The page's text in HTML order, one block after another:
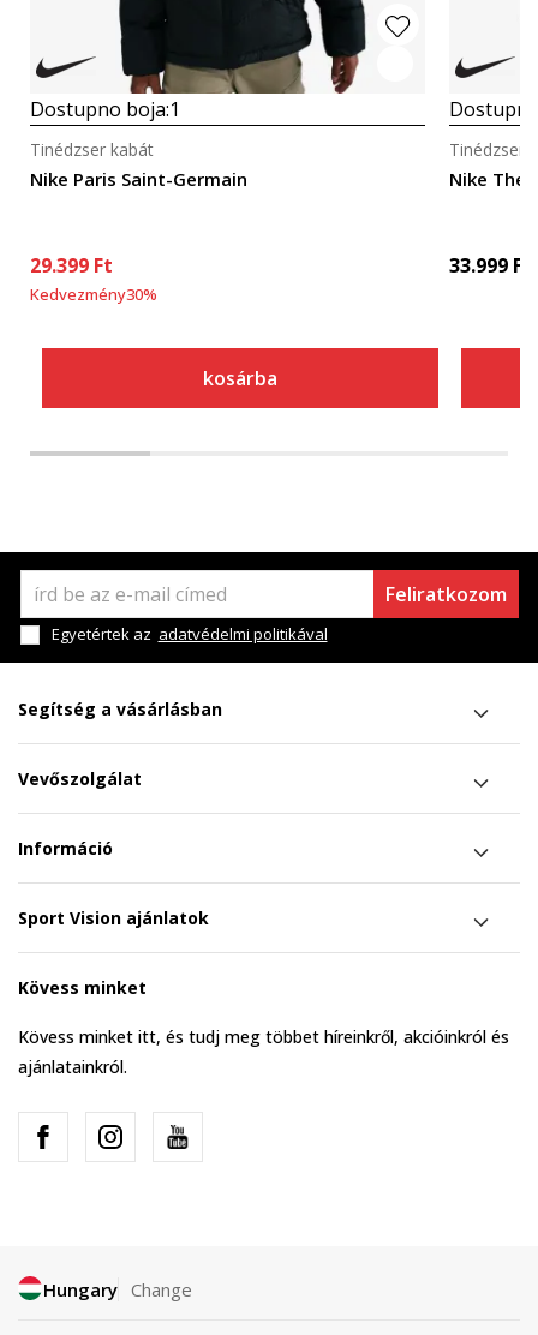
Dostupno boja:1
Nike Paris Saint-Germain
Tinédzser kabát
29.399 Ft
Kedvezmény30%
kosárba
Nike
Tinédzser
33.999 Ft
Feliratkozom
Egyetértek az adatvédelmi politikával
Segítség a vásárlásban
Vevőszolgálat
Információ
Sport Vision ajánlatok
Kövess minket
Kövess minket itt, és tudj meg többet híreinkről, akcióinkról és
ajánlatainkról.
Hungary Change